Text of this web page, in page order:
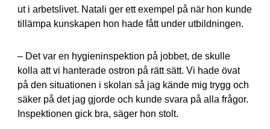
ut i arbetslivet. Natali ger ett exempel på när hon kunde
tillämpa kunskapen hon hade fått under utbildningen.
– Det var en hygieninspektion på jobbet, de skulle
kolla att vi hanterade ostron på rätt sätt. Vi hade övat
på den situationen i skolan så jag kände mig trygg och
säker på det jag gjorde och kunde svara på alla frågor.
Inspektionen gick bra, säger hon stolt.